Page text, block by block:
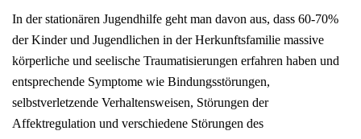
In der stationären Jugendhilfe geht man davon aus, dass 60-70%
der Kinder und Jugendlichen in der Herkunftsfamilie massive
körperliche und seelische Traumatisierungen erfahren haben und
entsprechende Symptome wie Bindungsstörungen,
selbstverletzende Verhaltensweisen, Störungen der
Affektregulation und verschiedene Störungen des